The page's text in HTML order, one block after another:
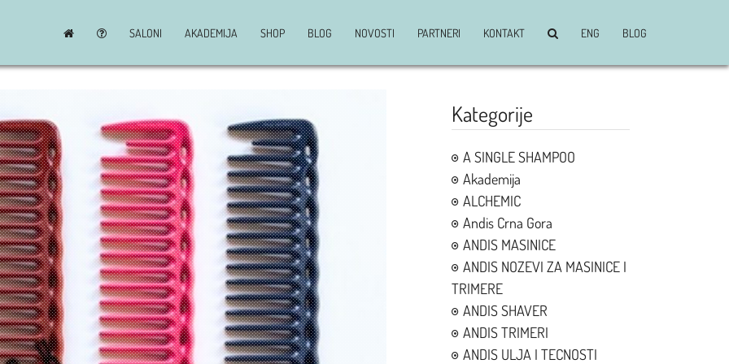
SALONI AKADEMIJA SHOP BLOG NOVOSTI PARTNERI KONTAKT ENG BLOG
Kategorije
A SINGLE SHAMPOO
Akademija
ALCHEMIC
Andis Crna Gora
ANDIS MASINICE
ANDIS NOZEVI ZA MASINICE I
TRIMERE
ANDIS SHAVER
ANDIS TRIMERI
ANDIS ULJA I TECNOSTI